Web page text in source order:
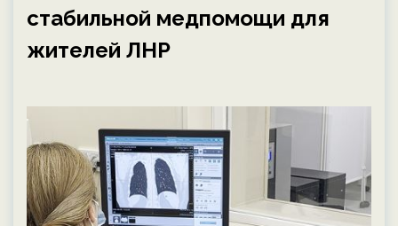
стабильной медпомощи для
жителей ЛНР